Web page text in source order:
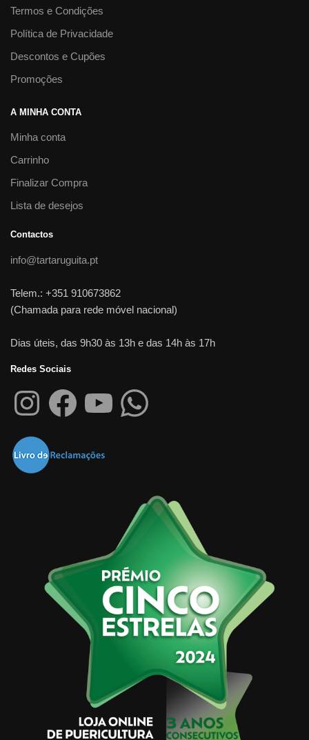
Termos e Condições
Política de Privacidade
Descontos e Cupões
Promoções
A MINHA CONTA
Minha conta
Carrinho
Finalizar Compra
Lista de desejos
Contactos
info@tartaruguita.pt
Telem.: +351 910673862
(Chamada para rede móvel nacional)
Dias úteis, das 9h30 às 13h e das 14h às 17h
Redes Sociais